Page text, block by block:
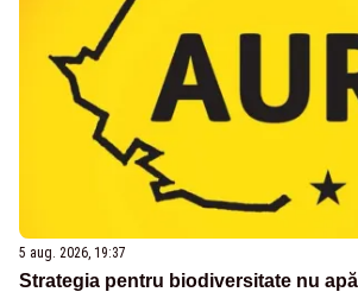
5 aug. 2026, 19:37
Strategia pentru biodiversitate nu